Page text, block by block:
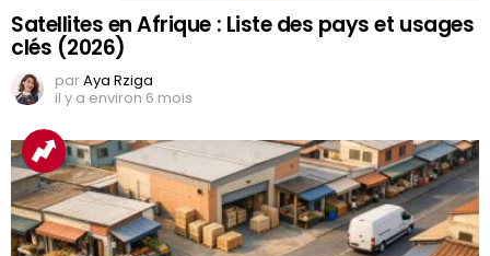
Satellites en Afrique : Liste des pays et usages
clés (2026)
parAya Rziga
il y a environ 6 mois